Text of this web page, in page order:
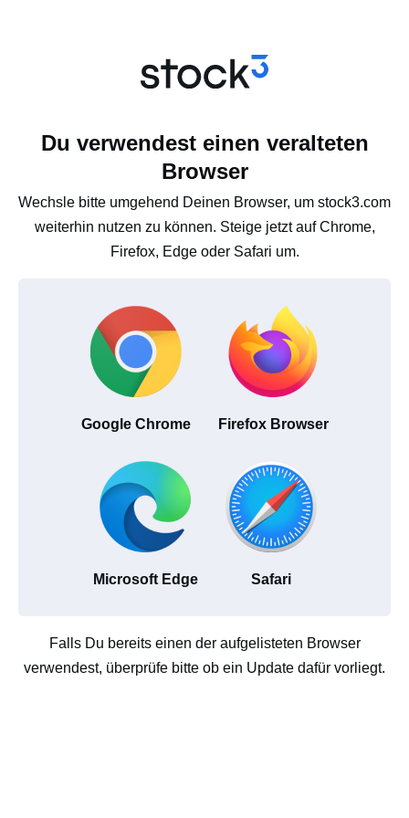
Du verwendest einen veralteten
Browser
Wechsle bitte umgehend Deinen Browser, um stock3.com
weiterhin nutzen zu können. Steige jetzt auf Chrome,
Firefox, Edge oder Safari um.
Google Chrome Firefox Browser
Microsoft Edge Safari
Falls Du bereits einen der aufgelisteten Browser
verwendest, überprüfe bitte ob ein Update dafür vorliegt.